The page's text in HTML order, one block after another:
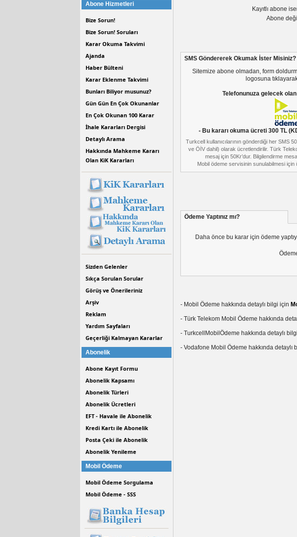
Abone Hizmetleri
Bize Sorun!
Bize Sorun! Soruları
Karar Okuma Takvimi
Ajanda
Haber Bülteni
Karar Eklenme Takvimi
Bunları Biliyor musunuz?
Gün Gün En Çok Okunanlar
En Çok Okunan 100 Karar
İhale Kararları Dergisi
Detaylı Arama
Hakkında Mahkeme Kararı
Olan KiK Kararları
Sizden Gelenler
Sıkça Sorulan Sorular
Görüş ve Önerileriniz
Arşiv
Reklam
Yardım Sayfaları
Geçerliği Kalmayan Kararlar
Abonelik
Abone Kayıt Formu
Abonelik Kapsamı
Abonelik Türleri
Abonelik Ücretleri
EFT - Havale ile Abonelik
Kredi Kartı ile Abonelik
Posta Çeki ile Abonelik
Abonelik Yenileme
Mobil Ödeme
Mobil Ödeme Sorgulama
Mobil Ödeme - SSS
Kayıtlı abone
Abone
SMS Göndererek Okumak İster Misiniz?
Sitemize abone olmadan, form
logosuna
Telefonunuza gelecek olan
- Bu kararı okuma ücreti 300 TL
Turkcell kullanıcılarının gönderdiği her SMS
ve ÖİV dahil) olarak ücretlendirilir. Türk
mesaj için 50Kr’dur. Bilgilendirme
Mobil ödeme servisinin sunulabilmesi için
Ödeme Yaptınız mı?
Daha önce bu karar için ödeme
- Mobil Ödeme hakkında detaylı bilgi için
- Türk Telekom Mobil Ödeme hakkında
- TurkcellMobilÖdeme hakkında detaylı
- Vodafone Mobil Ödeme hakkında detaylı